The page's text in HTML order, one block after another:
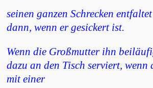
seinen ganzen Schrecken
dann, wenn er gesickert ist.
Wenn die Großmutter ihn
dazu an den Tisch serviert, wenn
mit einer